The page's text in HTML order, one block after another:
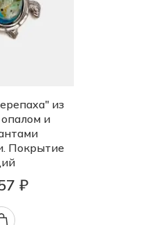
из
и
Покрытие
₽